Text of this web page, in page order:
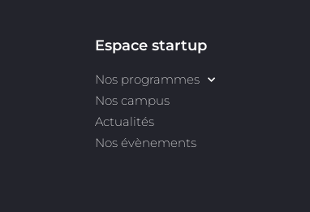
Espace startup
Nos programmes
Nos campus
Actualités
Nos évènements